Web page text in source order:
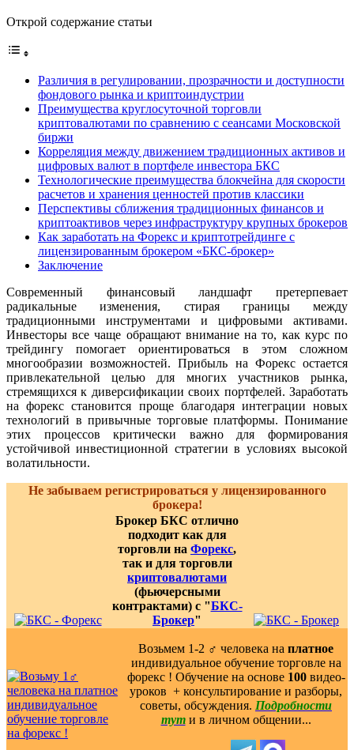
Открой содержание статьи
Различия в регулировании, прозрачности и доступности
фондового рынка и криптоиндустрии
Преимущества круглосуточной торговли
криптовалютами по сравнению с сеансами Московской
биржи
Корреляция между движением традиционных активов и
цифровых валют в портфеле инвестора БКС
Технологические преимущества блокчейна для скорости
расчетов и хранения ценностей против классики
Перспективы сближения традиционных финансов и
криптоактивов через инфраструктуру крупных брокеров
Как заработать на Форекс и криптотрейдинге с
лицензированным брокером «БКС-брокер»
Заключение
Современный финансовый ландшафт претерпевает
радикальные изменения, стирая границы между
традиционными инструментами и цифровыми активами.
Инвесторы все чаще обращают внимание на то, как курс по
трейдингу помогает ориентироваться в этом сложном
многообразии возможностей. Прибыль на Форекс остается
привлекательной целью для многих участников рынка,
стремящихся к диверсификации своих портфелей. Заработать
на форекс становится проще благодаря интеграции новых
технологий в привычные торговые платформы. Понимание
этих процессов критически важно для формирования
устойчивой инвестиционной стратегии в условиях высокой
волатильности.
Не забываем регистрироваться у лицензированного
брокера!
Брокер БКС отлично
подходит как для
торговли на Форекс,
так и для торговли
криптовалютами
(фьючерсными
контрактами) с "БКС-
Брокер"
Возьмем 1-2 ‍♂️ человека на платное
индивидуальное обучение торговле на
форекс ! Обучение на основе 100видео-
уроков ️ + консультирование и разборы,
советы, обсуждения. Подробности
тут и в личном общении...